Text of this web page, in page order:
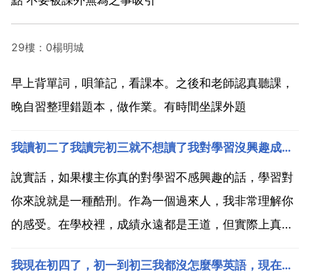
29樓：0楊明城
早上背單詞，唄筆記，看課本。之後和老師認真聽課，
晚自習整理錯題本，做作業。有時間坐課外題
我讀初二了我讀完初三就不想讀了我對學習沒興趣成績差想讀完初三去為自己的人生打算學什麼好呢
說實話，如果樓主你真的對學習不感興趣的話，學習對
你來說就是一種酷刑。作為一個過來人，我非常理解你
的感受。在學校裡，成績永遠都是王道，但實際上真正
一個人的重要標準。雖然你會說個人的真本事才是最重
我現在初四了，初一到初三我都沒怎麼學英語，現在我想好好學英語了因為要考高中，誰能告訴我我現在應該咋